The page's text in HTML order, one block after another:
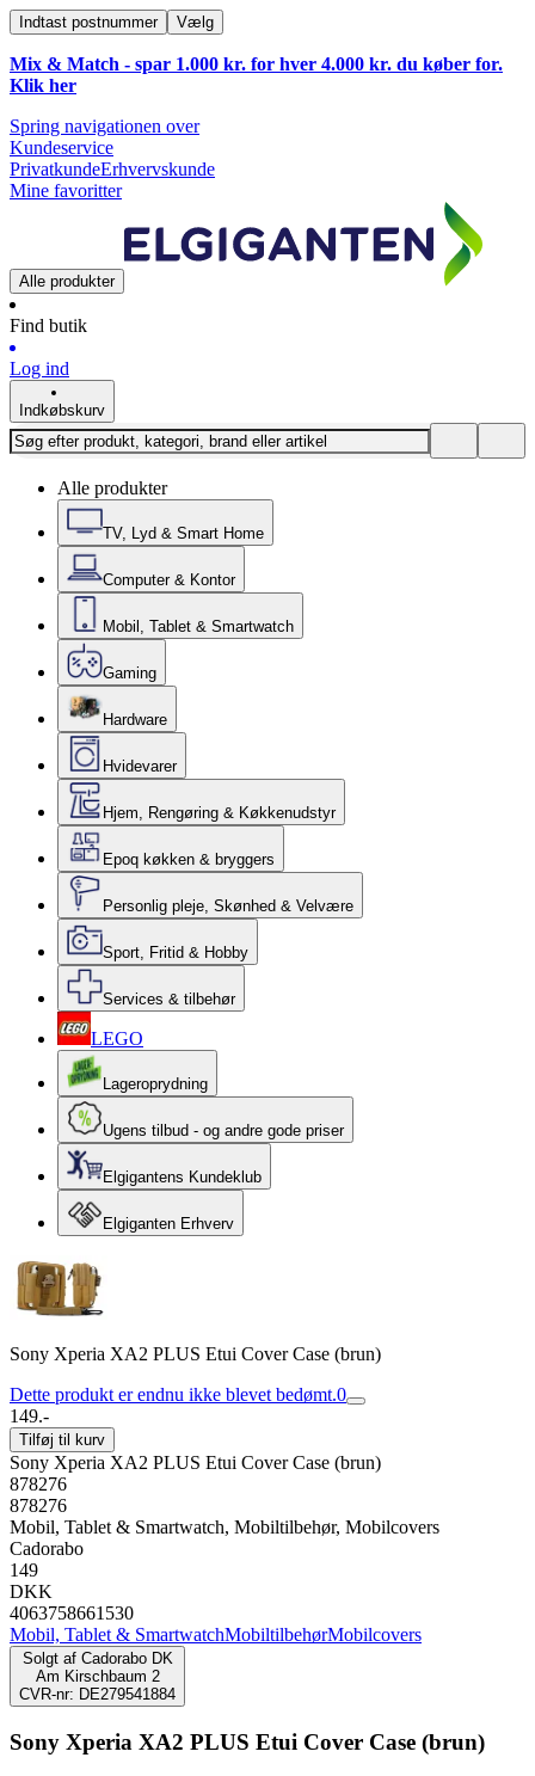
Indtast postnummer Vælg
Mix & Match - spar 1.000 kr. for hver 4.000 kr. du køber for.
Klik her
Spring navigationen over
Kundeservice
PrivatkundeErhvervskunde
Mine favoritter
Alle produkter
Find butik
Log ind
Indkøbskurv
Alle produkter
TV, Lyd & Smart Home
Computer & Kontor
Mobil, Tablet & Smartwatch
Gaming
Hardware
Hvidevarer
Hjem, Rengøring & Køkkenudstyr
Epoq køkken & bryggers
Personlig pleje, Skønhed & Velvære
Sport, Fritid & Hobby
Services & tilbehør
LEGO
Lageroprydning
Ugens tilbud - og andre gode priser
Elgigantens Kundeklub
Elgiganten Erhverv
Sony Xperia XA2 PLUS Etui Cover Case (brun)
Dette produkt er endnu ikke blevet bedømt.0
149.-
Tilføj til kurv
Sony Xperia XA2 PLUS Etui Cover Case (brun)
878276
878276
Mobil, Tablet & Smartwatch, Mobiltilbehør, Mobilcovers
Cadorabo
149
DKK
4063758661530
Mobil, Tablet & SmartwatchMobiltilbehørMobilcovers
Solgt af Cadorabo DK
Am Kirschbaum 2
CVR-nr: DE279541884
Sony Xperia XA2 PLUS Etui Cover Case (brun)